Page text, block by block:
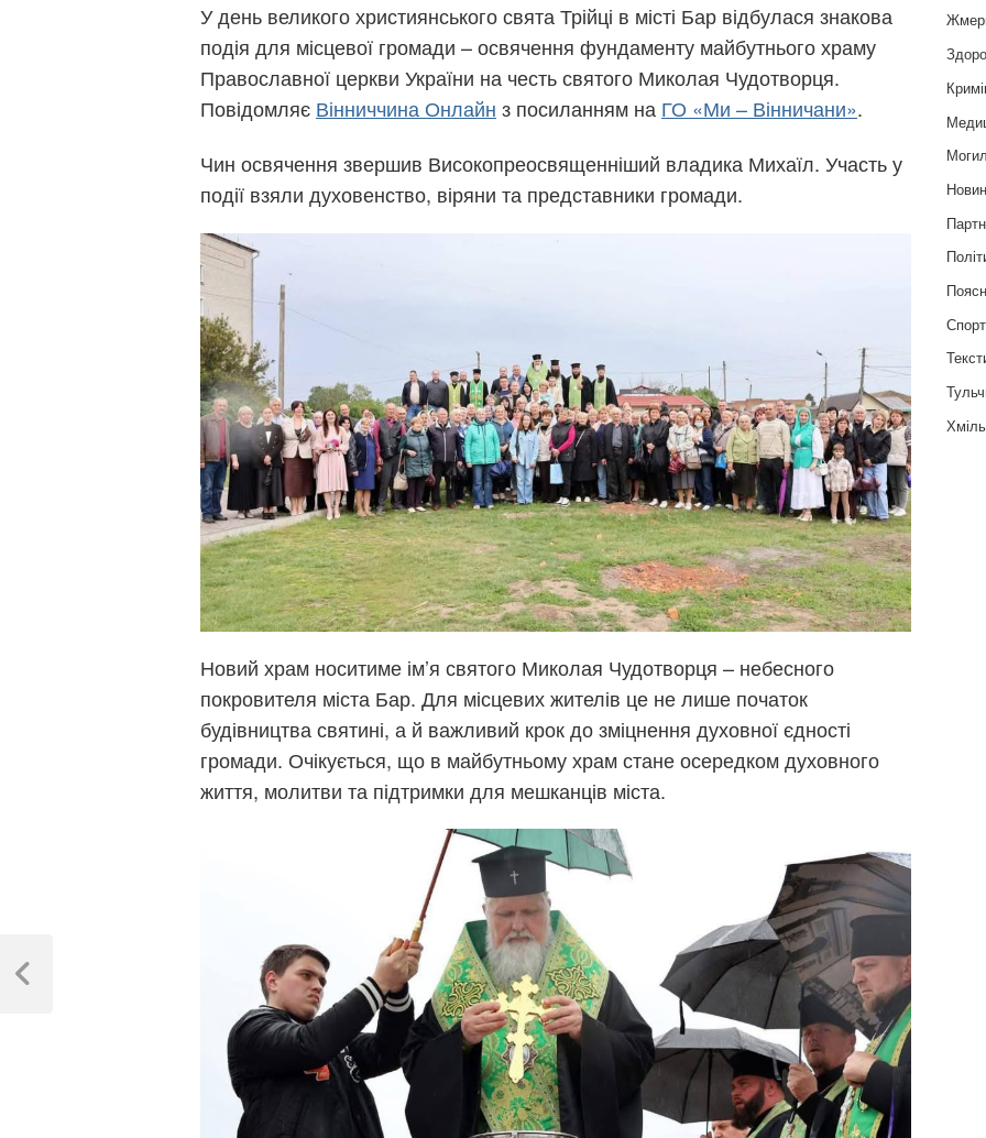
У день великого християнського свята Трійці в місті Бар відбулася знакова
подія для місцевої громади – освячення фундаменту майбутнього храму
Православної церкви України на честь святого Миколая Чудотворця.
Повідомляє Вінниччина Онлайн з посиланням на ГО «Ми – Вінничани».
Чин освячення звершив Високопреосвященніший владика Михаїл. Участь у
події взяли духовенство, віряни та представники громади.
Новий храм носитиме ім’я святого Миколая Чудотворця – небесного
покровителя міста Бар. Для місцевих жителів це не лише початок
будівництва святині, а й важливий крок до зміцнення духовної єдності
громади. Очікується, що в майбутньому храм стане осередком духовного
життя, молитви та підтримки для мешканців міста.
записів
Previous
Спорт